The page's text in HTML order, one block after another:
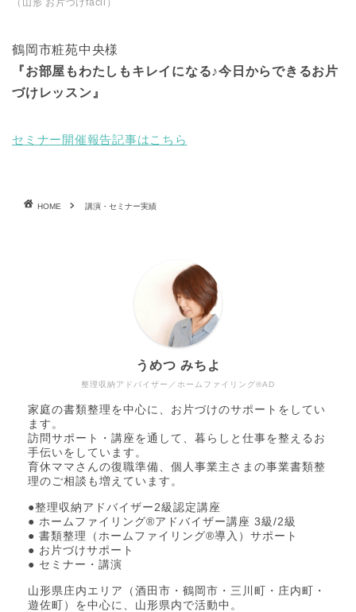
（山形 お片づけfacil）
鶴岡市粧苑中央様
『お部屋もわたしもキレイになる♪今日からできるお片
づけレッスン』
セミナー開催報告記事はこちら
HOME 講演・セミナー実績
整理収納アドバイザー／ホームファイリング®AD
うめつ みちよ
家庭の書類整理を中心に、お片づけのサポートをしてい
ます。
訪問サポート・講座を通して、暮らしと仕事を整えるお
手伝いをしています。
育休ママさんの復職準備、個人事業主さまの事業書類整
理のご相談も増えています。
●整理収納アドバイザー2級認定講座
● ホームファイリング®アドバイザー講座 3級/2級
● 書類整理（ホームファイリング®導入）サポート
● お片づけサポート
● セミナー・講演
山形県庄内エリア（酒田市・鶴岡市・三川町・庄内町・
遊佐町）を中心に、山形県内で活動中。